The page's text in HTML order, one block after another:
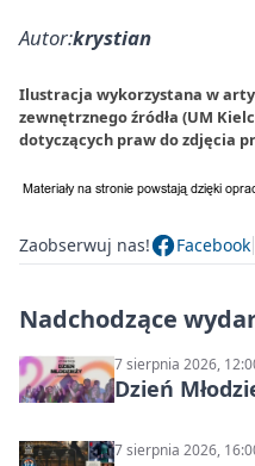
Autor:krystian
Ilustracja wykorzystana w
zewnętrznego źródła (UM
dotyczących praw do zdjęcia
Zaobserwuj nas! Facebook
Nadchodzące
7 sierpnia 2026,
Dzień
7 sierpnia 2026,